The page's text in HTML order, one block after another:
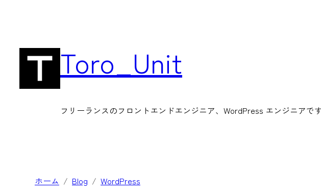
Toro_Unit
フリーランスのフロントエンドエンジニア、WordPress エンジニアで
ホーム Blog WordPress